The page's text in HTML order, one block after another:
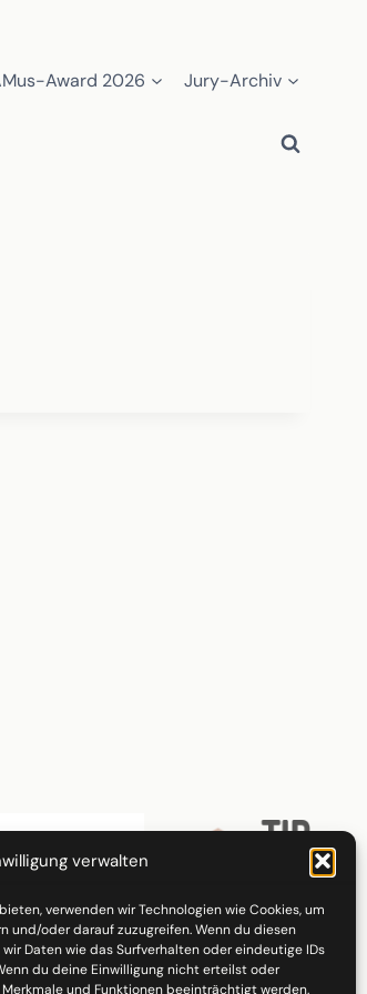
verwalten
verwenden wir Technologien wie Cookies, um
und/oder darauf zuzugreifen. Wenn du diesen
Daten wie das Surfverhalten oder eindeutige IDs
du deine Einwilligung nicht erteilst oder
und Funktionen beeinträchtigt werden.
Award 2026 Jury-Archiv